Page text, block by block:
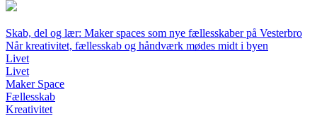
Skab, del og lær: Maker spaces som nye fællesskaber på Vesterbro
Når kreativitet, fællesskab og håndværk mødes midt i byen
Livet
Livet
Maker Space
Fællesskab
Kreativitet